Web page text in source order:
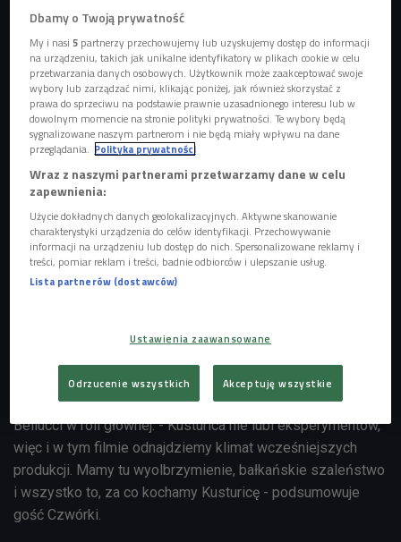
Krytyk filmowy Łukasz Muszyński ocenia filmowe
premiery (Stacja Kultura/Czwórka)
Marcel Hartmann/Kino Świat
"Na mlecznej drodze" to opowieść o miłości skazanej na
porażkę, z konfliktem zbrojnym na Bałkanach w tle i Monicą
Bellucci w roli głównej. - Kusturica nie lubi eksperymentów,
więc i w tym filmie odnajdziemy klimat wcześniejszych
produkcji. Mamy tu wyolbrzymienie, bałkańskie szaleństwo
i wszystko to, za co kochamy Kusturicę - podsumowuje
gość Czwórki.
Dbamy o Twoją prywatność
My i nasi5 partnerzy przechowujemy lub uzyskujemy dostęp do informacji
na urządzeniu, takich jak unikalne identyfikatory w plikach cookie w celu
przetwarzania danych osobowych. Użytkownik może zaakceptować swoje
wybory lub zarządzać nimi, klikając poniżej, jak również skorzystać z
prawa do sprzeciwu na podstawie prawnie uzasadnionego interesu lub w
dowolnym momencie na stronie polityki prywatności. Te wybory będą
sygnalizowane naszym partnerom i nie będą miały wpływu na dane
przeglądania. Polityka prywatności
Wraz z naszymi partnerami przetwarzamy dane w celu
zapewnienia:
Użycie dokładnych danych geolokalizacyjnych. Aktywne skanowanie
charakterystyki urządzenia do celów identyfikacji. Przechowywanie
informacji na urządzeniu lub dostęp do nich. Spersonalizowane reklamy i
treści, pomiar reklam i treści, badnie odbiorców i ulepszanie usług.
Lista partnerów (dostawców)
Ustawienia zaawansowane
Odrzucenie wszystkich Akceptuję wszystkie